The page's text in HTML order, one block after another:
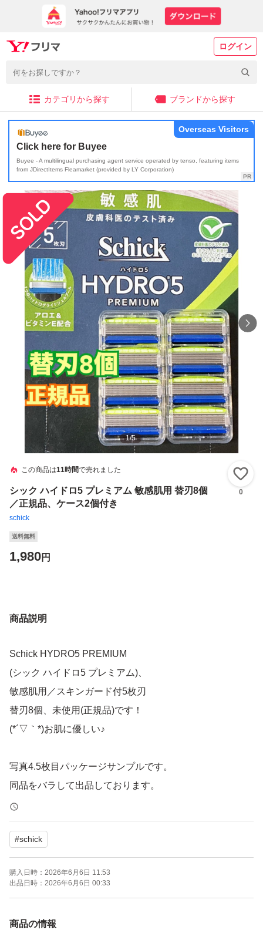
ログイン
カテゴリから探す ブランドから探す
Click here for Buyee
Buyee - A multilingual purchasing agent service operated by tenso, featuring items
from JDirectItems Fleamarket (provided by LY Corporation)
Overseas Visitors
1/5
この商品は11時間で売れました
シック ハイドロ5 プレミアム 敏感肌用 替刃8個
／正規品、ケース2個付き
schick
0
送料無料
1,980円
商品説明
Schick HYDRO5 PREMIUM
(シック ハイドロ5 プレミアム)、
敏感肌用／スキンガード付5枚刃
替刃8個、未使用(正規品)です！
(*´▽｀*)お肌に優しい♪
写真4.5枚目パッケージサンプルです。
同品をバラして出品しております。
4個入りケース2個付きです。
ハイドロシリーズの敏感肌用です。
シックシリーズは全て互換性がありますので
他のシックシリーズ本体にも替刃は適用できます。
■アロエ+ビタミンE配合／肌への摩擦を軽減
#schick
購入日時： 2026年6月6日 11:53
出品日時： 2026年6月6日 00:33
商品の情報